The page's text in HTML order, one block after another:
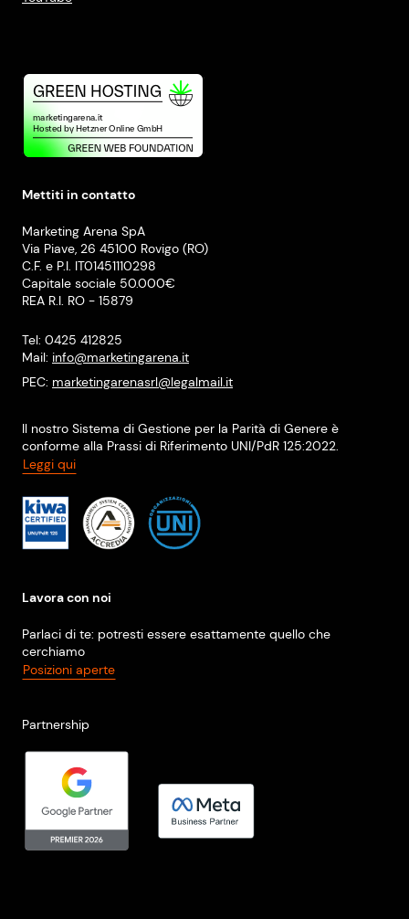
Mettiti in contatto
Marketing Arena SpA
Via Piave, 26 45100 Rovigo (RO)
C.F. e P.I. IT01451110298
Capitale sociale 50.000€
REA R.I. RO - 15879
Tel: 0425 412825
Mail: info@marketingarena.it
PEC: marketingarenasrl@legalmail.it
Il nostro Sistema di Gestione per la Parità di Genere è
conforme alla Prassi di Riferimento UNI/PdR 125:2022.
Leggi qui
Lavora con noi
Parlaci di te: potresti essere esattamente quello che
cerchiamo
Posizioni aperte
Partnership